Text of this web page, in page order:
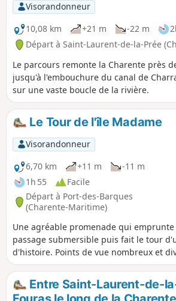
Visorandonneur
10,08 km
+21 m -22 m
Départ à Saint-Laurent-de-la-Prée
Le parcours remonte la Charente près
jusqu'à l'embouchure du canal de
sur une vaste boucle de la rivière.
Le Tour de l'îIe Madame
Visorandonneur
6,70 km
+11 m
-11 m
1h 55
Facile
Départ à Port-des-Barques
(Charente-Maritime)
Une agréable promenade qui
passage submersible puis fait le tour
d'histoire. Points de vue nombreux et
et côtes avoisinantes.
Entre Saint-Laurent-de-